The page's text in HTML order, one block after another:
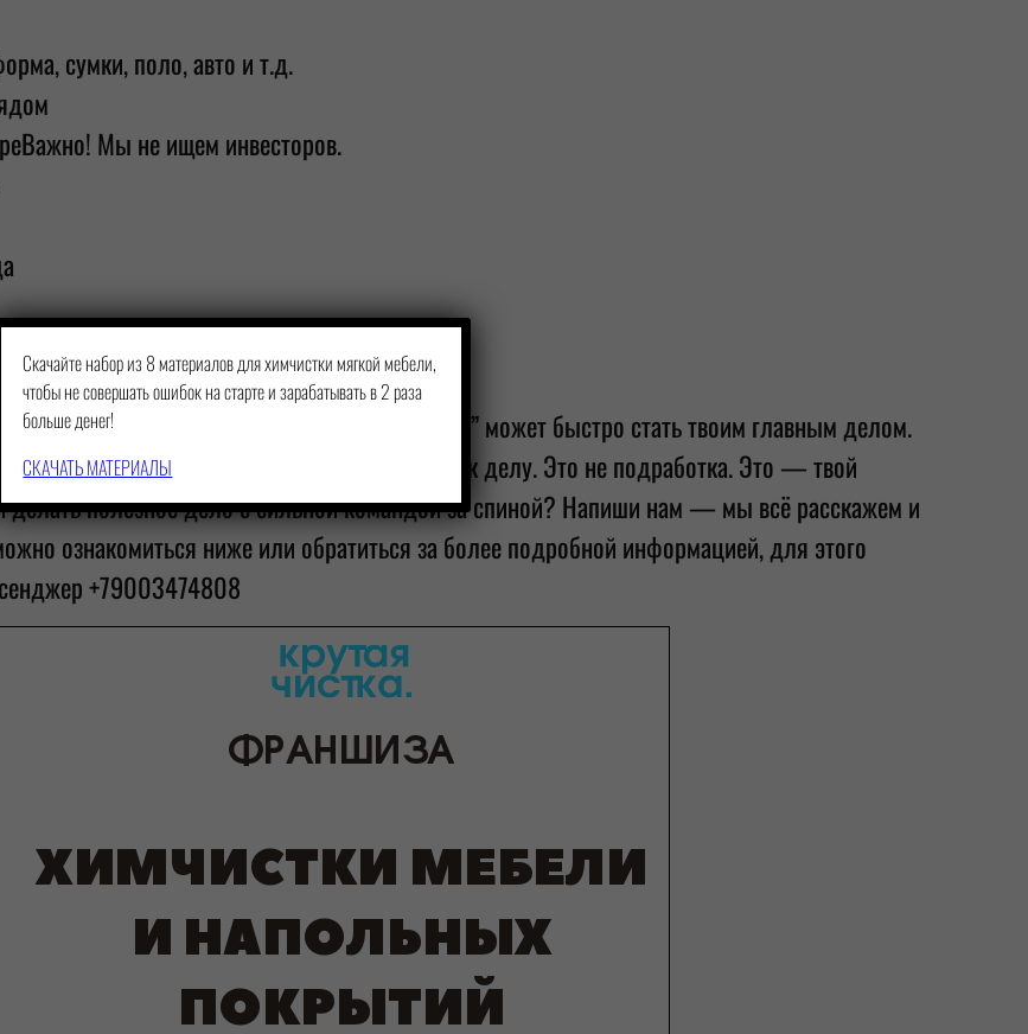
сумки, поло, авто и т.д.
Мы не ищем инвесторов.
работой. Но будь готов — “Крутая Чистка” может быстро стать твоим главным делом.
мы хотим, чтобы ты серьёзно подходил к делу. Это не подработка. Это — твой
и делать полезное дело с сильной командой за спиной? Напиши нам — мы всё расскажем и
ознакомиться ниже или обратиться за более подробной информацией, для этого
+79003474808
Скачайте набор из 8 материалов для химчистки мягкой мебели,
чтобы не совершать ошибок на старте и зарабатывать в 2 раза
больше денег!
СКАЧАТЬ МАТЕРИАЛЫ
×